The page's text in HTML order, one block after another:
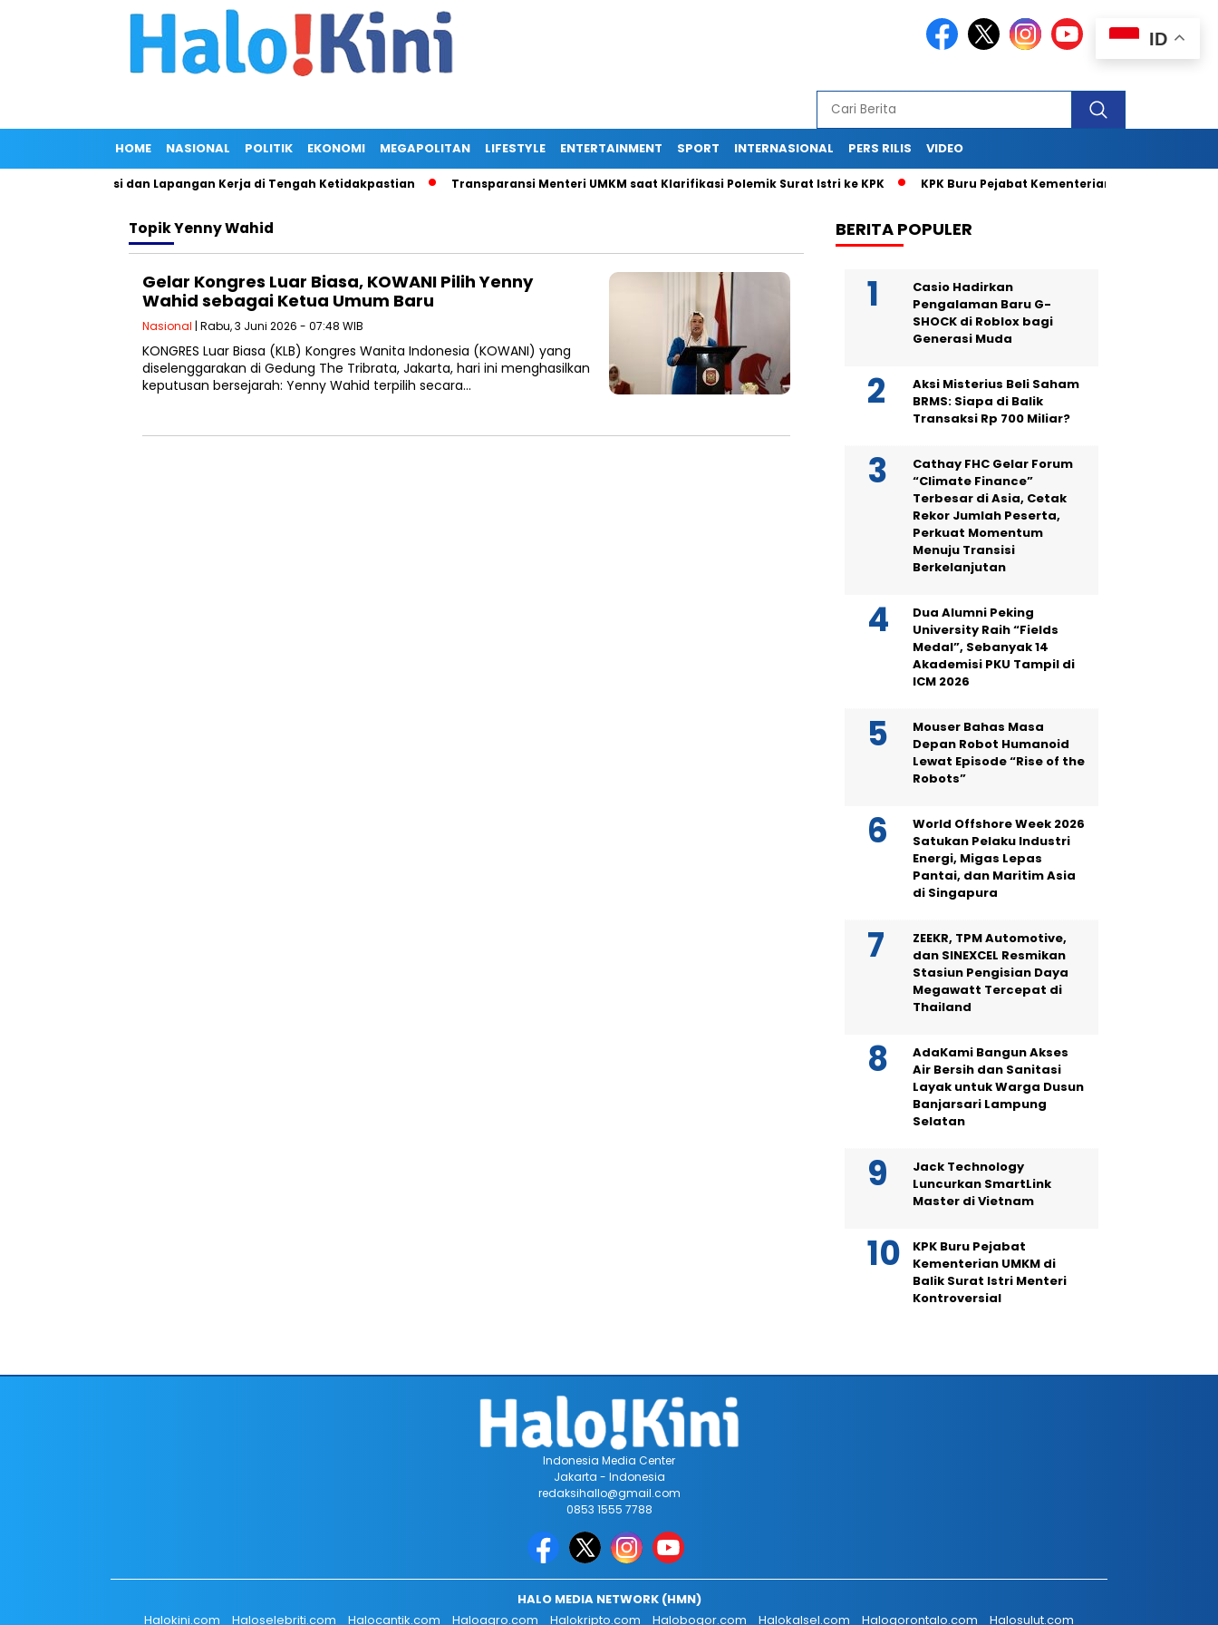
HOME NASIONAL POLITIK EKONOMI MEGAPOLITAN LIFESTYLE ENTERTAINMENT SPORT INTERNASIONAL PERS RILIS VIDEO
Hilirisasi dan Lapangan Kerja di Tengah Ketidakpastian Transparansi Menteri UMKM saat Klarifikasi Polemik Surat Istri ke KPK KPK Buru Pejabat Kementerian UMKM di Balik
TopikYenny Wahid
Gelar Kongres Luar Biasa, KOWANI Pilih Yenny
Wahid sebagai Ketua Umum Baru
Nasional | Rabu, 3 Juni 2026 - 07:48 WIB
KONGRES Luar Biasa (KLB) Kongres Wanita Indonesia (KOWANI) yang
diselenggarakan di Gedung The Tribrata, Jakarta, hari ini menghasilkan
keputusan bersejarah: Yenny Wahid terpilih secara…
BERITA POPULER
Casio Hadirkan
Pengalaman Baru G-
SHOCK di Roblox bagi
Generasi Muda
Aksi Misterius Beli Saham
BRMS: Siapa di Balik
Transaksi Rp 700 Miliar?
Cathay FHC Gelar Forum
“Climate Finance”
Terbesar di Asia, Cetak
Rekor Jumlah Peserta,
Perkuat Momentum
Menuju Transisi
Berkelanjutan
Dua Alumni Peking
University Raih “Fields
Medal”, Sebanyak 14
Akademisi PKU Tampil di
ICM 2026
Mouser Bahas Masa
Depan Robot Humanoid
Lewat Episode “Rise of the
Robots”
World Offshore Week 2026
Satukan Pelaku Industri
Energi, Migas Lepas
Pantai, dan Maritim Asia
di Singapura
ZEEKR, TPM Automotive,
dan SINEXCEL Resmikan
Stasiun Pengisian Daya
Megawatt Tercepat di
Thailand
AdaKami Bangun Akses
Air Bersih dan Sanitasi
Layak untuk Warga Dusun
Banjarsari Lampung
Selatan
Jack Technology
Luncurkan SmartLink
Master di Vietnam
KPK Buru Pejabat
Kementerian UMKM di
Balik Surat Istri Menteri
Kontroversial
ID
Indonesia Media Center
Jakarta - Indonesia
redaksihallo@gmail.com
0853 1555 7788
HALO MEDIA NETWORK (HMN)
Halokini.com
Haloselebriti.com Halocantik.com Haloagro.com Halokripto.com Halobogor.com Halokalsel.com Halogorontalo.com Halosulut.com